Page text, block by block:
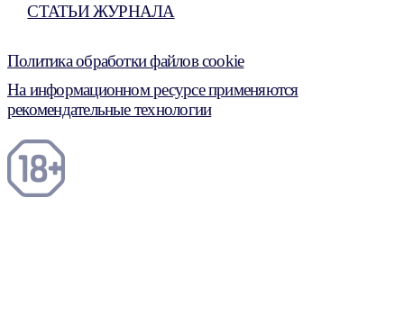
СТАТЬИ ЖУРНАЛА
Политика обработки файлов cookie
На информационном ресурсе применяются
рекомендательные технологии